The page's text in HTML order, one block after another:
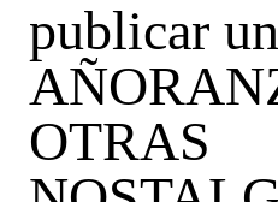
publicar
OTRAS